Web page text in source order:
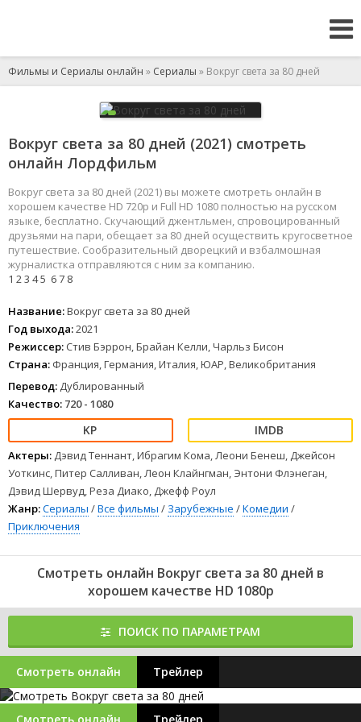
Фильмы и Сериалы онлайн » Сериалы » Вокруг света за 80 дней
Вокруг света за 80 дней (2021) смотреть
онлайн Лордфильм
Вокруг света за 80 дней (2021) вы можете смотреть онлайн в
хорошем качестве HD 720p и Full HD 1080 полностью на русском
языке, бесплатно. Скучающий джентльмен, спровоцированный
друзьями на пари, обещает за 80 дней осуществить кругосветное
путешествие. Сообразительный дворецкий и взбалмошная
журналистка отправляются с ним за компанию.
1 23 45 67 8
Название:Вокруг света за 80 дней
Год выхода:2021
Режиссер: Стив Бэррон, Брайан Келли, Чарльз Бисон
Страна: Франция, Германия, Италия, ЮАР, Великобритания
Перевод: Дублированный
Качество: 720 - 1080
Актеры: Дэвид Теннант, Ибрагим Кома, Леони Бенеш, Джейсон
Уоткинс, Питер Салливан, Леон Клайнгман, Энтони Флэнеган,
Дэвид Шервуд, Реза Диако, Джефф Роул
Жанр:Сериалы /Все фильмы / Зарубежные /Комедии /
Приключения
Смотреть онлайн Вокруг света за 80 дней в
хорошем качестве HD 1080p
ПОИСК ПО ПАРАМЕТРАМ
Смотреть онлайн Трейлер